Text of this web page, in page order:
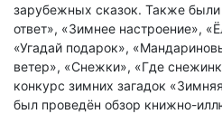
зарубежных сказок. Также
ответ», «Зимнее настроение»,
«Угадай подарок»,
ветер», «Снежки», «Где
конкурс зимних загадок
был проведён обзор книжно-